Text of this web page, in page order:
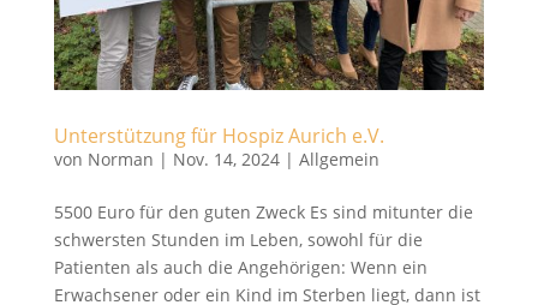
Unterstützung für Hospiz Aurich e.V.
von Norman | Nov. 14, 2024| Allgemein
5500 Euro für den guten Zweck Es sind mitunter die
schwersten Stunden im Leben, sowohl für die
Patienten als auch die Angehörigen: Wenn ein
Erwachsener oder ein Kind im Sterben liegt, dann ist